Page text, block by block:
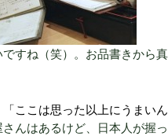
すね（笑）。お品書きから真
ここは思った以上にうまいん
んはあるけど、日本人が握